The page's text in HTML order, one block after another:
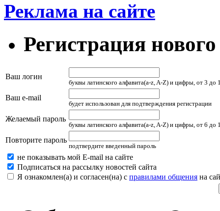
Реклама на сайте
Регистрация
Ваш логин
буквы латинского алфавита(a-z, A-Z) и цифры, от 3 до
Ваш e-mail
будет использован для подтверждения регистрации
Желаемый пароль
буквы латинского алфавита(a-z, A-Z) и цифры, от 6 до
Повторите пароль
подтвердите введенный пароль
не показывать мой E-mail на сайте
Подписаться на рассылку новостей сайта
Я ознакомлен(а) и согласен(на) с правилами общения на